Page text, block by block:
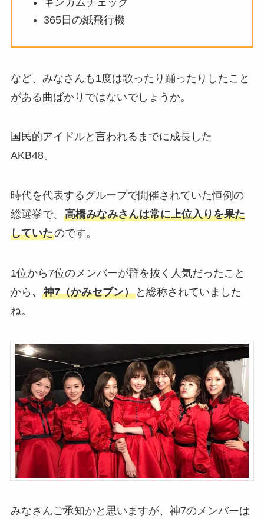
365日の紙飛行機
など、みなさんも1度は歌ったり踊ったりしたこと
がある曲ばかりではないでしょうか。
国民的アイドルと言われるまでに成長した
AKB48。
時代を代表するグループで開催されていた恒例の
総選挙で、 高橋みなみさんは常に上位入りを果た
していたのです。
1位から7位のメンバーが群を抜く人気だったこと
から 、 神7（かみセブン）と総称されていました
ね。
みなさんご承知かと思いますが、神7のメンバーは